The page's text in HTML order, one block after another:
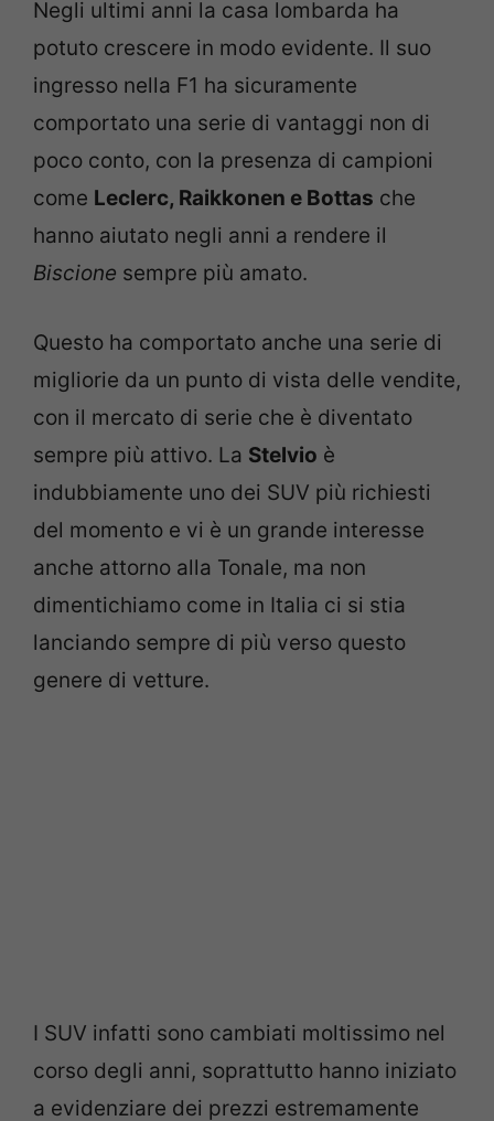
Negli ultimi anni la casa lombarda ha
potuto crescere in modo evidente. Il suo
ingresso nella F1 ha sicuramente
comportato una serie di vantaggi non di
poco conto, con la presenza di campioni
come Leclerc, Raikkonen e Bottas che
hanno aiutato negli anni a rendere il
Biscione sempre più amato.
Questo ha comportato anche una serie di
migliorie da un punto di vista delle vendite,
con il mercato di serie che è diventato
sempre più attivo. La Stelvio è
indubbiamente uno dei SUV più richiesti
del momento e vi è un grande interesse
anche attorno alla Tonale, ma non
dimentichiamo come in Italia ci si stia
lanciando sempre di più verso questo
genere di vetture.
I SUV infatti sono cambiati moltissimo nel
corso degli anni, soprattutto hanno iniziato
a evidenziare dei prezzi estremamente